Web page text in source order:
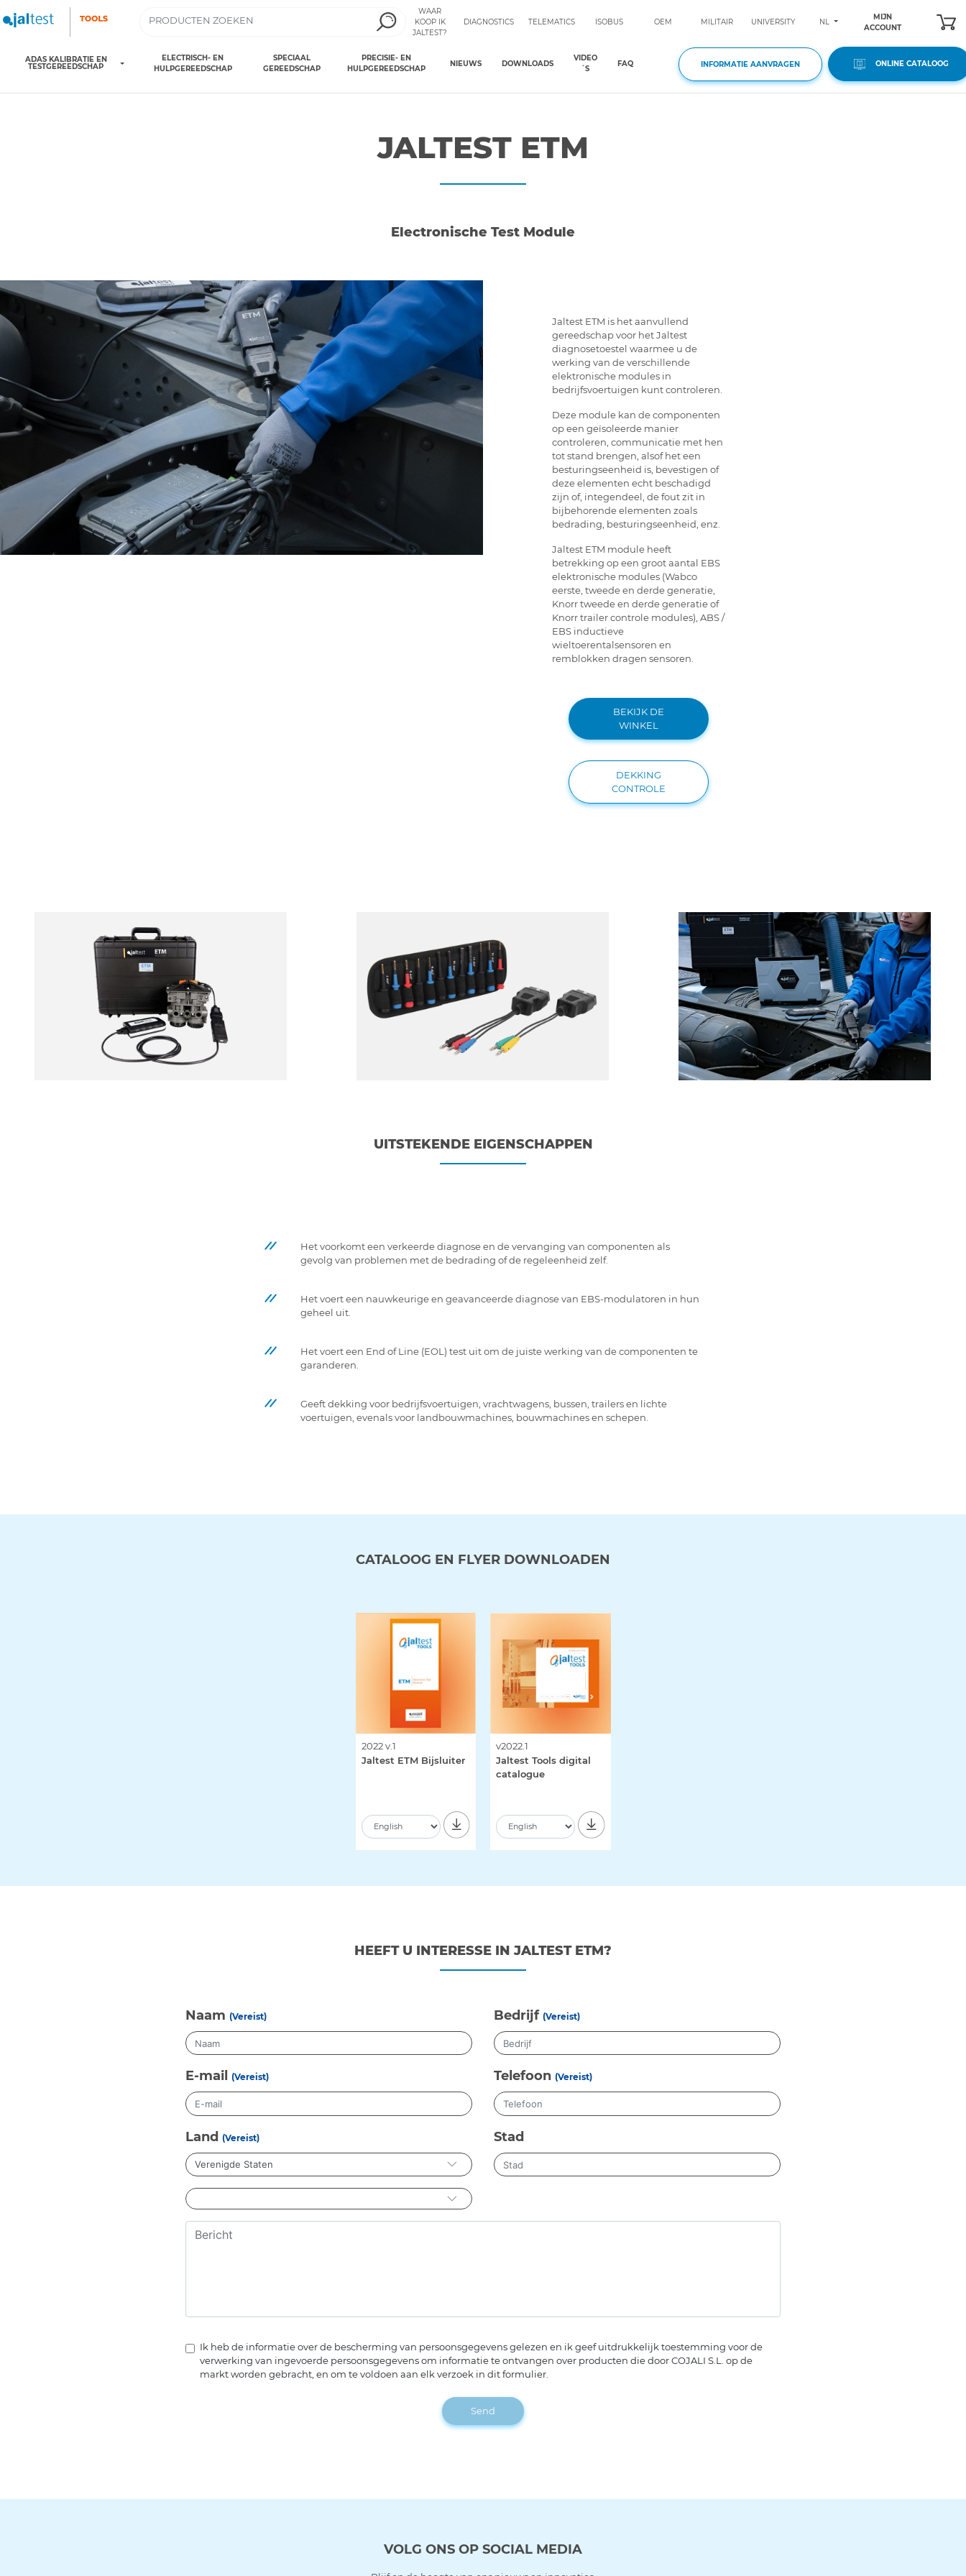
WAAR
KOOP IK
JALTEST?
DIAGNOSTICS TELEMATICS ISOBUS OEM MILITAIR UNIVERSITY NL
MIJN
ACCOUNT
ADAS KALIBRATIE EN
TESTGEREEDSCHAP
ELECTRISCH- EN
HULPGEREEDSCHAP
SPECIAAL
GEREEDSCHAP
PRECISIE- EN
HULPGEREEDSCHAP
NIEUWS DOWNLOADS
VIDEO
´S
FAQ INFORMATIE AANVRAGEN ONLINE CATALOOG
JALTEST ETM
Electronische Test Module
Jaltest ETM is het aanvullend
gereedschap voor het Jaltest
diagnosetoestel waarmee u de
werking van de verschillende
elektronische modules in
bedrijfsvoertuigen kunt controleren.
Deze module kan de componenten
op een geïsoleerde manier
controleren, communicatie met hen
tot stand brengen, alsof het een
besturingseenheid is, bevestigen of
deze elementen echt beschadigd
zijn of, integendeel, de fout zit in
bijbehorende elementen zoals
bedrading, besturingseenheid, enz.
Jaltest ETM module heeft
betrekking op een groot aantal EBS
elektronische modules (Wabco
eerste, tweede en derde generatie,
Knorr tweede en derde generatie of
Knorr trailer controle modules), ABS /
EBS inductieve
wieltoerentalsensoren en
remblokken dragen sensoren.
BEKIJK DE
WINKEL
DEKKING
CONTROLE
UITSTEKENDE EIGENSCHAPPEN
Het voorkomt een verkeerde diagnose en de vervanging van componenten als
gevolg van problemen met de bedrading of de regeleenheid zelf.
Het voert een nauwkeurige en geavanceerde diagnose van EBS-modulatoren in hun
geheel uit.
Het voert een End of Line (EOL) test uit om de juiste werking van de componenten te
garanderen.
Geeft dekking voor bedrijfsvoertuigen, vrachtwagens, bussen, trailers en lichte
voertuigen, evenals voor landbouwmachines, bouwmachines en schepen.
CATALOOG EN FLYER DOWNLOADEN
2022 v.1
Jaltest ETM Bijsluiter
v2022.1
Jaltest Tools digital
catalogue
HEEFT U INTERESSE IN JALTEST ETM?
Naam (Vereist) Bedrijf (Vereist)
E-mail (Vereist) Telefoon (Vereist)
Land (Vereist) Stad
Ik heb de informatie over de bescherming van persoonsgegevens gelezen en ik geef uitdrukkelijk toestemming voor de
verwerking van ingevoerde persoonsgegevens om informatie te ontvangen over producten die door COJALI S.L. op de
markt worden gebracht, en om te voldoen aan elk verzoek in dit formulier.
Send
VOLG ONS OP SOCIAL MEDIA